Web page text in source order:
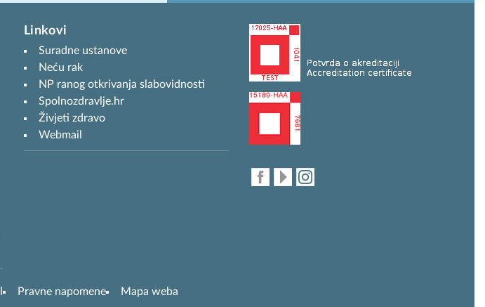
Linkovi
Suradne ustanove
Neću rak
NP ranog otkrivanja slabovidnosti
Spolnozdravlje.hr
Živjeti zdravo
Webmail
Pravne napomene Mapa weba